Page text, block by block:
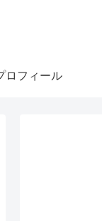
ロフィール